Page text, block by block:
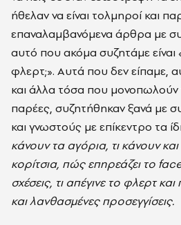
ήθελαν να είναι τολμηροί και
επαναλαμβανόμενα άρθρα με
αυτό που ακόμα συζητάμε είναι
φλερτ;». Αυτά που δεν είπαμε,
και άλλα τόσα που μονοπωλούν
παρέες, συζητήθηκαν ξανά με
και γνωστούς με επίκεντρο τα
κάνουν τα αγόρια, τι κάνουν
κορίτσια, πώς επηρεάζει το
σχέσεις, τι απέγινε το φλερτ
και λανθασμένες προσεγγίσεις.